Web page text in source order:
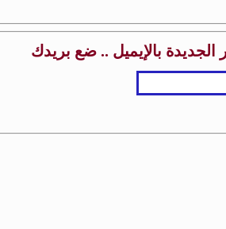
الجديدة بالإيميل .. ضع بريدك